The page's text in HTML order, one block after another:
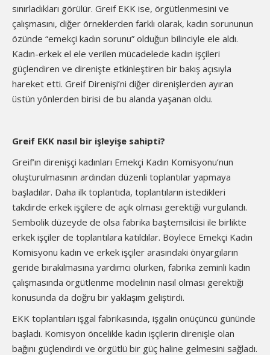
sınırladıkları görülür. Greif EKK ise, örgütlenmesini ve
çalışmasını, diğer örneklerden farklı olarak, kadın sorununun
özünde “emekçi kadın sorunu” olduğun bilinciyle ele aldı.
Kadın-erkek el ele verilen mücadelede kadın işçileri
güçlendiren ve direnişte etkinleştiren bir bakış açısıyla
hareket etti. Greif Direnişi’ni diğer direnişlerden ayıran
üstün yönlerden birisi de bu alanda yaşanan oldu.
Greif EKK nasıl bir işleyişe sahipti?
Greif’ın direnişçi kadınları Emekçi Kadın Komisyonu’nun
oluşturulmasının ardından düzenli toplantılar yapmaya
başladılar. Daha ilk toplantıda, toplantıların istedikleri
takdirde erkek işçilere de açık olması gerektiği vurgulandı.
Sembolik düzeyde de olsa fabrika baştemsilcisi ile birlikte
erkek işçiler de toplantılara katıldılar. Böylece Emekçi Kadın
Komisyonu kadın ve erkek işçiler arasındaki önyargıların
geride bırakılmasına yardımcı olurken, fabrika zeminli kadın
çalışmasında örgütlenme modelinin nasıl olması gerektiği
konusunda da doğru bir yaklaşım geliştirdi.
EKK toplantıları işgal fabrikasında, işgalin onüçüncü gününde
başladı. Komisyon öncelikle kadın işçilerin direnişle olan
bağını güçlendirdi ve örgütlü bir güç haline gelmesini sağladı.